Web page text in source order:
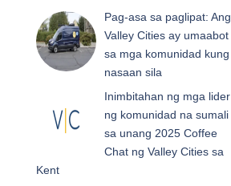
Pag-asa sa paglipat: Ang
Valley Cities ay umaabot
sa mga komunidad kung
nasaan sila
Inimbitahan ng mga lider
ng komunidad na sumali
sa unang 2025 Coffee
Chat ng Valley Cities sa
Kent